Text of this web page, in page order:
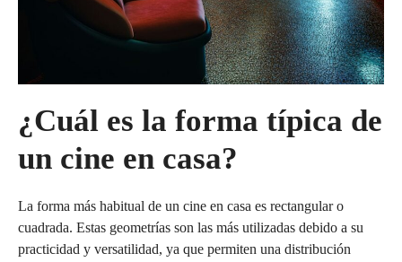
¿Cuál es la forma típica de
un cine en casa?
La forma más habitual de un cine en casa es rectangular o
cuadrada. Estas geometrías son las más utilizadas debido a su
practicidad y versatilidad, ya que permiten una distribución